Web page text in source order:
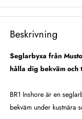
Beskrivning
Seglarbyxa från
hålla dig bekväm och
BR1 Inshore är en
bekväm under kustnära